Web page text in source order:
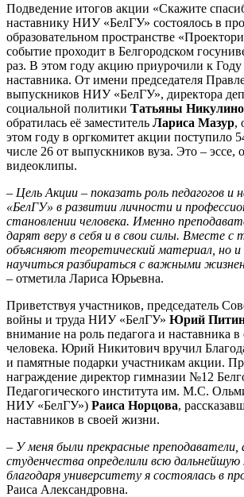
Подведение итогов акции «Скажите
наставнику НИУ «БелГУ» состоялось в
образовательном пространстве
событие проходит в Белгородском
раз. В этом году акцию приурочили к Году
наставника. От имени председателя
выпускников НИУ «БелГУ», директора
социальной политики Татьяны
обратилась её заместитель Лариса Мазур,
этом году в оргкомитет акции поступило
числе 26 от выпускников вуза. Это – эссе,
видеоклипы.
– Цель Акции – показать роль педагогов
«БелГУ» в развитии личности и
становлении человека. Именно
дарят веру в себя и в свои силы. Вместе с
объясняют теоретический материал, но
научиться разбираться с важными
– отметила Лариса Юрьевна.
Приветствуя участников, председатель
войны и труда НИУ «БелГУ» Юрий
внимание на роль педагога и наставника в
человека. Юрий Никитович вручил
и памятные подарки участникам акции.
награждение директор гимназии №12
Педагогического института им. М.С.
НИУ «БелГУ») Раиса Норцова,
наставников в своей жизни.
– У меня были прекрасные преподаватели,
студенчества определили всю
благодаря университету я состоялась в
Раиса Александровна.